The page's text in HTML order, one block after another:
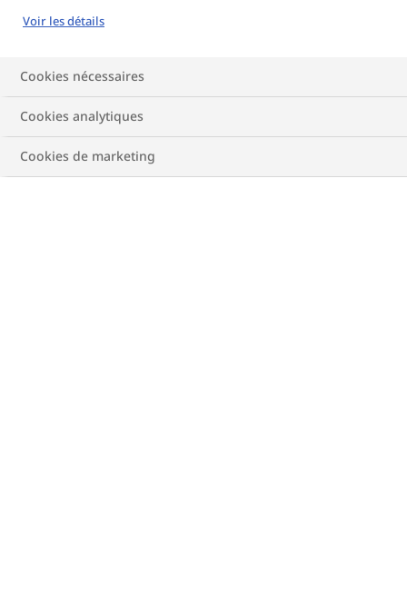
Voir les détails
Cookies nécessaires
Cookies analytiques
Cookies de marketing